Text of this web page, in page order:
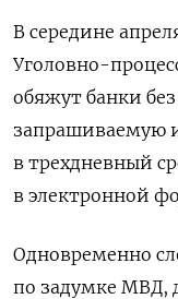
В середине
Уголовно-
обяжут банки
запрашиваемую
в трехдневный
в электронной
Одновременно
по задумке МВД,